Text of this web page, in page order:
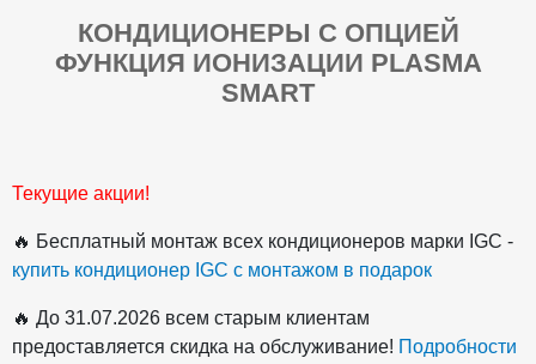
КОНДИЦИОНЕРЫ С ОПЦИЕЙ
ФУНКЦИЯ ИОНИЗАЦИИ PLASMA
SMART
Текущие акции!
🔥 Бесплатный монтаж всех кондиционеров марки IGC -
купить кондиционер IGC с монтажом в подарок
🔥 До 31.07.2026 всем старым клиентам
предоставляется скидка на обслуживание! Подробности